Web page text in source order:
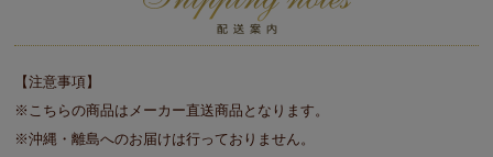
【注意事項】
※こちらの商品はメーカー直送商品となります。
※沖縄・離島へのお届けは行っておりません。